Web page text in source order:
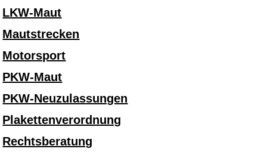
LKW-Maut
Mautstrecken
Motorsport
PKW-Maut
PKW-Neuzulassungen
Plakettenverordnung
Rechtsberatung